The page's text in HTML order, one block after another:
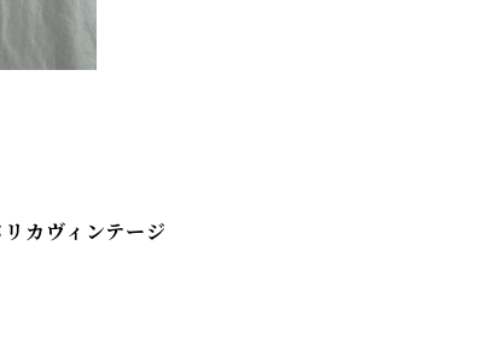
カヴィンテージ